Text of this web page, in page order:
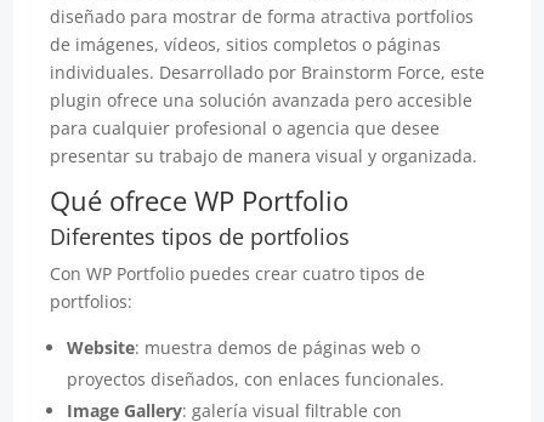
diseñado para mostrar de forma atractiva portfolios
de imágenes, vídeos, sitios completos o páginas
individuales. Desarrollado por Brainstorm Force, este
plugin ofrece una solución avanzada pero accesible
para cualquier profesional o agencia que desee
presentar su trabajo de manera visual y organizada.
Qué ofrece WP Portfolio
Diferentes tipos de portfolios
Con WP Portfolio puedes crear cuatro tipos de
portfolios:
Website: muestra demos de páginas web o
proyectos diseñados, con enlaces funcionales.
Image Gallery: galería visual filtrable con